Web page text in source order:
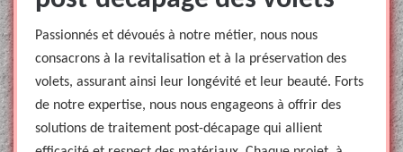
Passionnés et dévoués à notre métier, nous nous
consacrons à la revitalisation et à la préservation des
volets, assurant ainsi leur longévité et leur beauté. Forts
de notre expertise, nous nous engageons à offrir des
solutions de traitement post-décapage qui allient